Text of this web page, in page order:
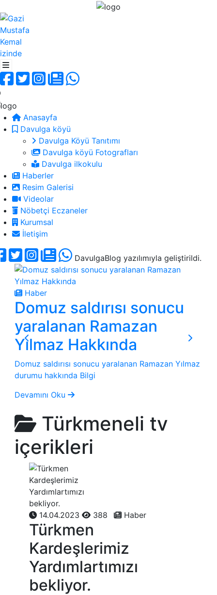
Anasayfa
Davulga köyü
Davulga Köyü Tanıtımı
Davulga köyü Fotografları
Davulga ilkokulu
Haberler
Resim Galerisi
Videolar
Nöbetçi Eczaneler
Kurumsal
İletişim
DavulgaBlog yazılımıyla geliştirildi.
Haber
Domuz saldırısı sonucu
yaralanan Ramazan
Yılmaz Hakkında
Domuz saldırısı sonucu yaralanan Ramazan Yılmaz
durumu hakkında Bilgi
Devamını Oku
Türkmeneli tv
içerikleri
14.04.2023 388 Haber
Türkmen
Kardeşlerimiz
Yardımlartımızı
bekliyor.